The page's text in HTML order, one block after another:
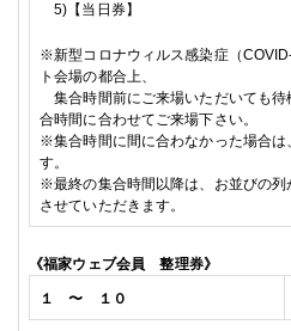
5) 【当日券】
※新型コロナウィルス感染症（
ト会場の都合上、
集合時間前にご来場いただいても待
合時間に合わせてご来場下さい。
※集合時間に間に合わなかった場合
す。
※最終の集合時間以降は、お並びの
させていただきます。
《福家ウェブ会員整理券》
１〜 １０